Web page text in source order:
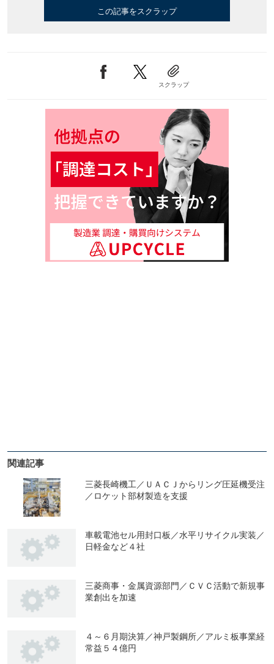
この記事をスクラップ
スクラップ
関連記事
三菱長崎機工／ＵＡＣＪからリング圧延機受注
／ロケット部材製造を支援
車載電池セル用封口板／水平リサイクル実装／
日軽金など４社
三菱商事・金属資源部門／ＣＶＣ活動で新規事
業創出を加速
４～６月期決算／神戸製鋼所／アルミ板事業経
常益５４億円